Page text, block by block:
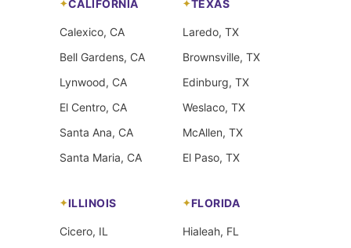
CALIFORNIA
Calexico, CA
Bell Gardens, CA
Lynwood, CA
El Centro, CA
Santa Ana, CA
Santa Maria, CA
TEXAS
Laredo, TX
Brownsville, TX
Edinburg, TX
Weslaco, TX
McAllen, TX
El Paso, TX
ILLINOIS
Cicero, IL
FLORIDA
Hialeah, FL